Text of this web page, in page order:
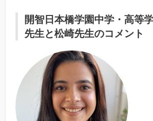
開智日本橋学園中学・高等
先生と松崎先生のコメント